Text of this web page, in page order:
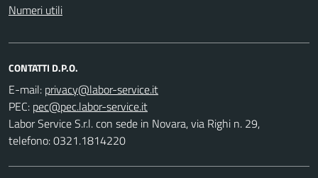
Numeri utili
CONTATTI D.P.O.
E-mail:
PEC:
Labor Service S.r.l. con sede in Novara, via Righi n. 29,
telefono: 0321.1814220